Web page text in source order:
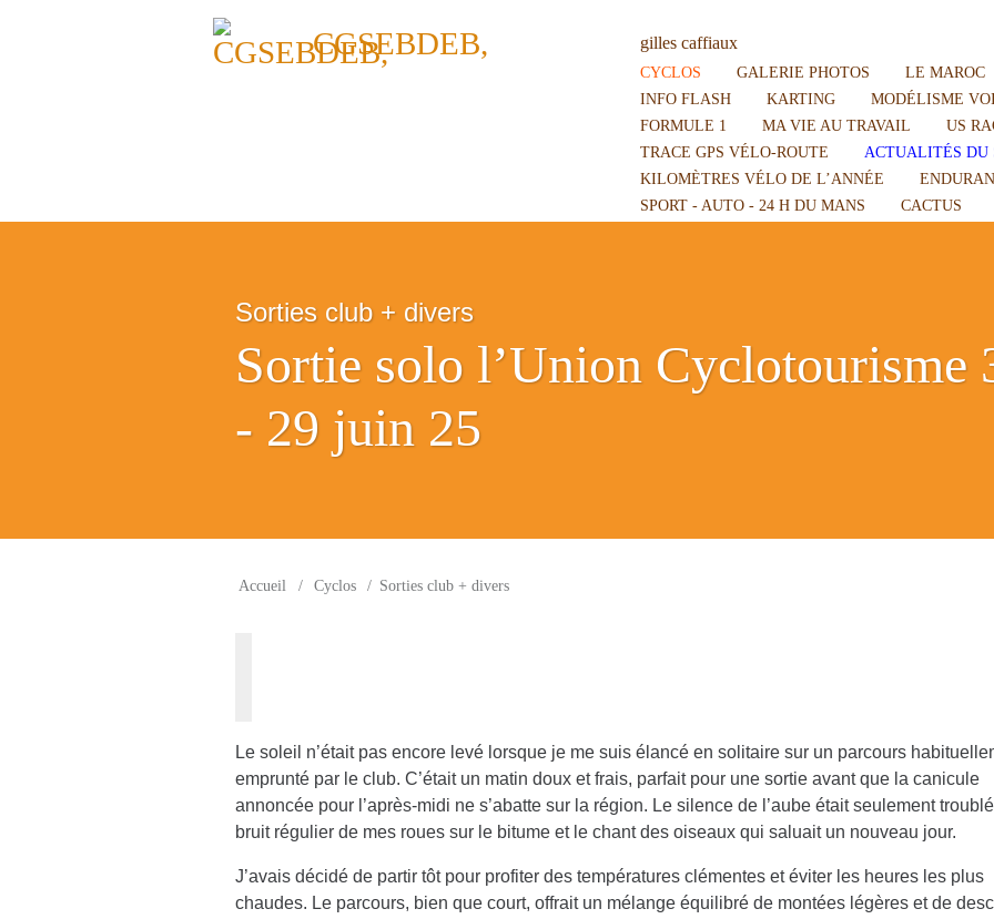
CGSEBDEB, gilles caffiaux
CYCLOS GALERIE PHOTOS LE MAROC
INFO FLASH
KARTING
MODÉLISME
FORMULE 1
MA VIE AU TRAVAIL US
TRACE GPS VÉLO-ROUTE
ACTUALITÉS DU
KILOMÈTRES VÉLO DE L’ANNÉE
SPORT - AUTO - 24 H DU MANS
CACTUS
Sorties club + divers
Sortie solo l’Union Cyclotourisme
- 29 juin 25
Accueil / Cyclos / Sorties club + divers
Le soleil n’était pas encore levé lorsque je me suis élancé en solitaire sur un parcours
emprunté par le club. C’était un matin doux et frais, parfait pour une sortie avant que la canicule
annoncée pour l’après-midi ne s’abatte sur la région. Le silence de l’aube était seulement
bruit régulier de mes roues sur le bitume et le chant des oiseaux qui saluait un nouveau jour.
J’avais décidé de partir tôt pour profiter des températures clémentes et éviter les heures les plus
chaudes. Le parcours, bien que court, offrait un mélange équilibré de montées légères et de